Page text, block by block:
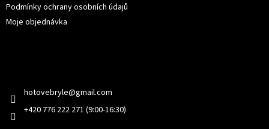
Podmínky ochrany osobních údajů
Moje objednávka
hotovebryle@gmail.com
+420 776 222 271 (9:00-16:30)